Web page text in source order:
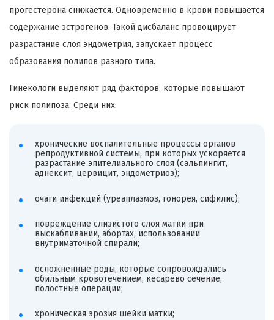
прогестерона снижается. Одновременно в крови повышается
содержание эстрогенов. Такой дисбаланс провоцирует
разрастание слоя эндометрия, запускает процесс
образования полипов разного типа.
Гинекологи выделяют ряд факторов, которые повышают
риск полипоза. Среди них:
хронические воспалительные процессы органов
репродуктивной системы, при которых ускоряется
разрастание эпителиального слоя (сальпингит,
аднексит, цервицит, эндометриоз);
очаги инфекций (уреаплазмоз, гонорея, сифилис);
повреждение слизистого слоя матки при
выскабливании, абортах, использовании
внутриматочной спирали;
осложненные роды, которые сопровождались
обильным кровотечением, кесарево сечение,
полостные операции;
хроническая эрозия шейки матки;